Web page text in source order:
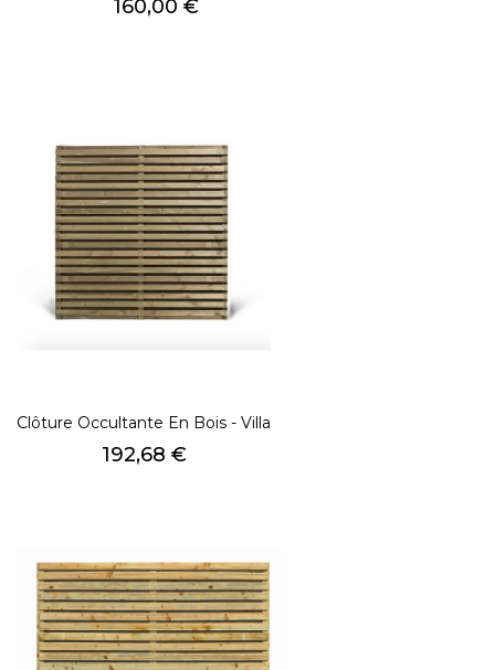
Prix
160,00 €
Clôture Occultante En Bois - Villa
Prix
192,68 €